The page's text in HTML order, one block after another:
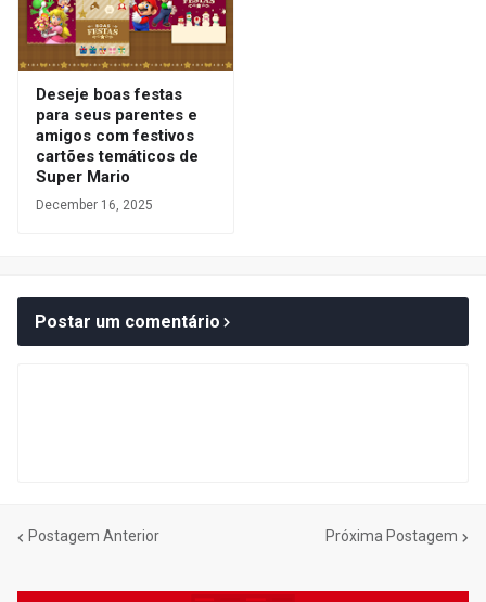
Deseje boas festas
para seus parentes e
amigos com festivos
cartões temáticos de
Super Mario
December 16, 2025
Postar um comentário
Postagem Anterior Próxima Postagem